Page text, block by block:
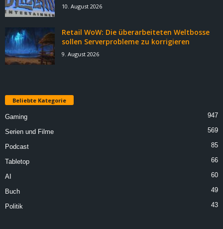
10. August 2026
Retail WoW: Die überarbeiteten Weltbosse
sollen Serverprobleme zu korrigieren
9. August 2026
Beliebte Kategorie
Gaming 947
Serien und Filme 569
Podcast 85
Tabletop 66
AI 60
Buch 49
Politik 43